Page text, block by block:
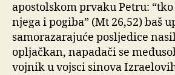
apostolskom prvaku Petru:
njega i pogiba” (Mt 26,52) baš
samorazarajuće posljedice
opljačkan, napadači se
vojnik u vojsci sinova